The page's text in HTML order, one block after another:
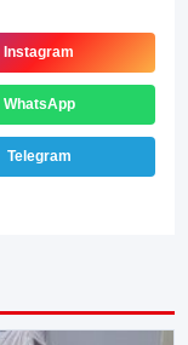
Instagram
WhatsApp
Telegram